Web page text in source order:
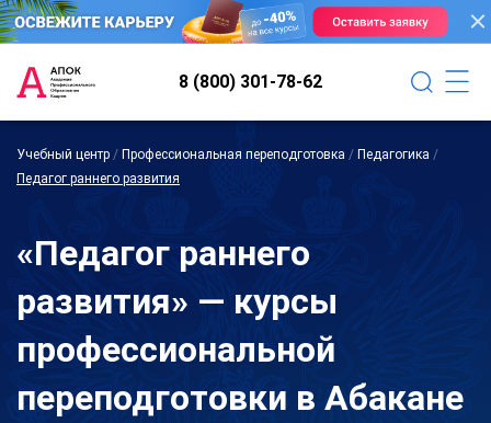
8 (800) 301-78-62
Учебный центр / Профессиональная переподготовка / Педагогика /
Педагог раннего развития
«Педагог раннего
развития» — курсы
профессиональной
переподготовки в Абакане